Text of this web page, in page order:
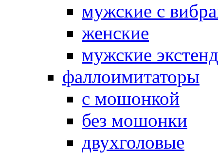
мужские с
женские
мужские
фаллоимитаторы
с мошонкой
без мошонки
двухголовые